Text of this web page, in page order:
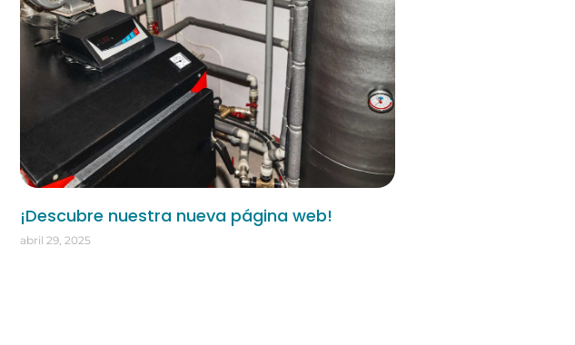
¡Descubre nuestra nueva página web!
abril 29, 2025